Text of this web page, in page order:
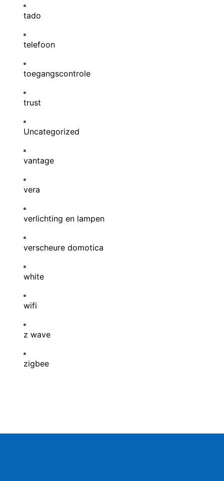
tado
telefoon
toegangscontrole
trust
Uncategorized
vantage
vera
verlichting en lampen
verscheure domotica
white
wifi
z wave
zigbee